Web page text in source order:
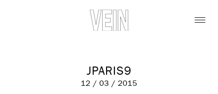
JPARIS9
12 / 03 / 2015